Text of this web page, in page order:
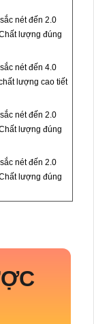
nét đến 2.0
lượng đúng
nét đến 4.0
lượng cao tiết
nét đến 2.0
lượng đúng
nét đến 2.0
lượng đúng